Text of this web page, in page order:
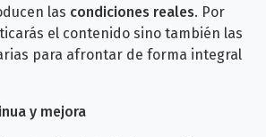
las condiciones reales. Por
el contenido sino también las
para afrontar de forma integral
y mejora